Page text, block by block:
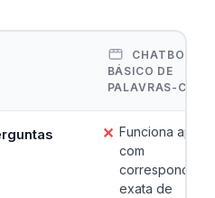
CHATBOT
BÁSICO DE
PALAVRAS-
✕ Funciona
com
exata de